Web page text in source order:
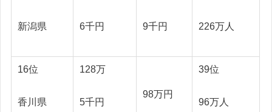
新潟県 6千円 9千円 226万人
16位
香川県
128万
5千円
98万円
39位
96万人